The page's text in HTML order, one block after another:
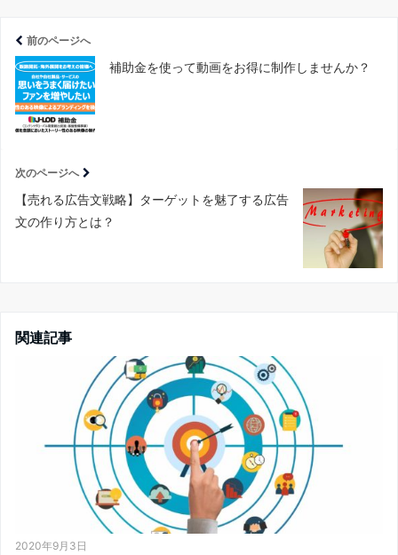
前のページへ
補助金を使って動画をお得に制作しませんか？
次のページへ
【売れる広告文戦略】ターゲットを魅了する広告
文の作り方とは？
関連記事
2020年9月3日